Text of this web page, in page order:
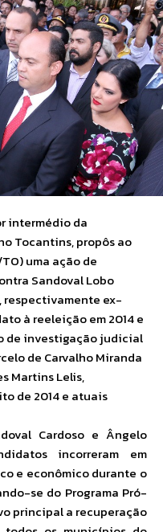
intermédio da
Tocantins, propôs ao
uma ação de
Sandoval Lobo
respectivamente ex-
à reeleição em 2014 e
de investigação judicial
de Carvalho Miranda
Martins Lelis,
de 2014 e atuais
Cardoso e Ângelo
incorreram em
e econômico durante o
se do Programa Pró-
principal a recuperação